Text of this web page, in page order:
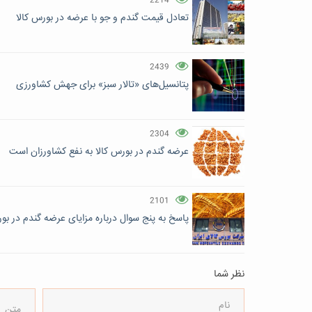
تعادل قیمت گندم و جو با عرضه در بورس کالا
2439
پتانسیل‌های «تالار سبز» برای جهش کشاورزی
2304
عرضه گندم در بورس کالا به نفع کشاورزان است
2101
پاسخ به پنج سوال درباره مزایای عرضه گندم در
نظر شما